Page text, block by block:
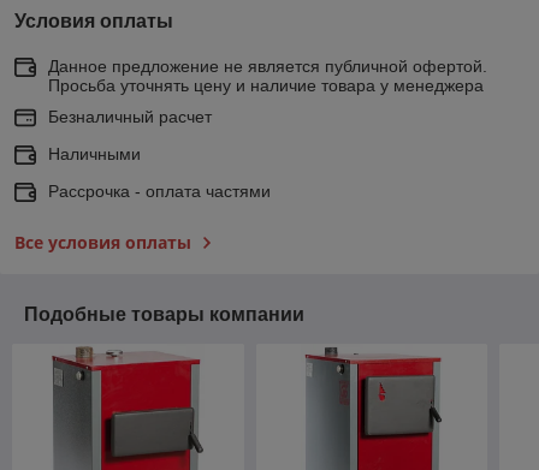
Условия оплаты
Данное предложение не является публичной офертой.
Просьба уточнять цену и наличие товара у менеджера
Безналичный расчет
Наличными
Рассрочка - оплата частями
Все условия оплаты
Подобные товары компании